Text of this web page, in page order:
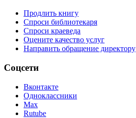
Продлить книгу
Спроси библиотекаря
Спроси краеведа
Оцените качество услуг
Направить обращение директору
Соцсети
Вконтакте
Одноклассники
Max
Rutube